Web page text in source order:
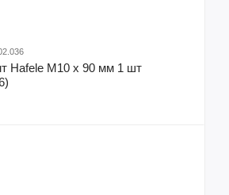
Hafele М10 х 90 мм 1 шт